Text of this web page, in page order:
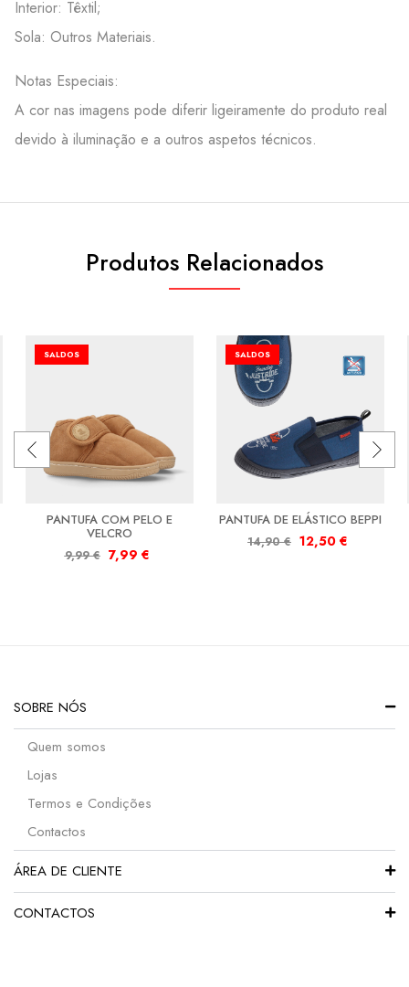
Interior: Têxtil;
Sola: Outros Materiais.
Notas Especiais:
A cor nas imagens pode diferir ligeiramente do produto real
devido à iluminação e a outros aspetos técnicos.
Produtos Relacionados
SALDOS
PANTUFA COM PELO E
VELCRO
9,99€ 7,99 €
SALDOS
PANTUFA DE ELÁSTICO BEPPI
14,90€ 12,50 €
SOBRE NÓS
Quem somos
Lojas
Termos e Condições
Contactos
ÁREA DE CLIENTE
CONTACTOS